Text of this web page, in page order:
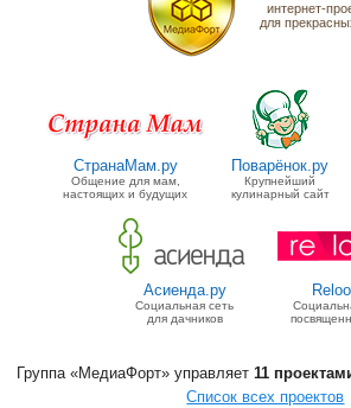
интернет-
для
СтранаМам.ру
Общение для мам,
настоящих и будущих
Поварёнок.ру
Крупнейший
кулинарный сайт
Асиенда.ру
Социальная сеть
для дачников
Группа «МедиаФорт» управляет 11
Список всех проектов